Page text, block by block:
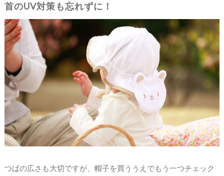
首のUV対策も忘れずに！
つばの広さも大切ですが、帽子を買ううえでもう一つチェック